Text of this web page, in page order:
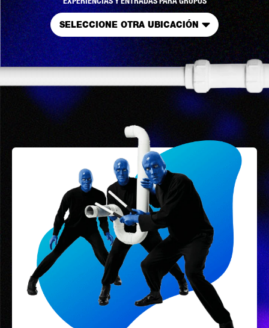
SELECCIONE OTRA UBICACIÓN